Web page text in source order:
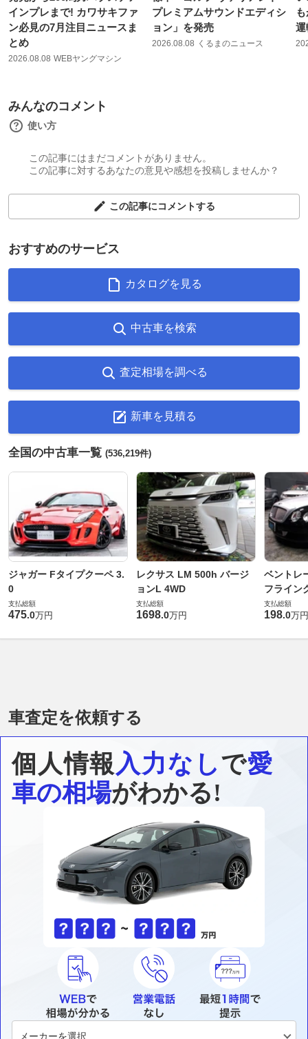
インプレまで! カワサキファ
ン必見の7月注目ニュースま
とめ
2026.08.08 WEBヤングマシン
プレミアムサウンドエディシ
ョン」を発売
2026.08.08 くるまのニュース
運
みんなのコメント
使い方
この記事にはまだコメントがありません。
この記事に対するあなたの意見や感想を投稿しませんか？
この記事にコメントする
おすすめのサービス
カタログを見る
中古車を検索
査定相場を調べる
新車を見積る
全国の中古車一覧 (536,219件)
ジャガー Fタイプクーペ 3.
0
支払総額
475.0万円
レクサス LM 500h バージ
ョンL 4WD
支払総額
1698.0万円
ベントレ
フライン
支払総額
198.0万円
車査定を依頼する
個人情報入力なしで愛
車の相場がわかる!